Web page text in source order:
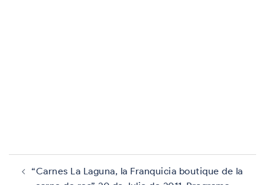
Navegación
de “Carnes La Laguna, la Franquicia boutique de la